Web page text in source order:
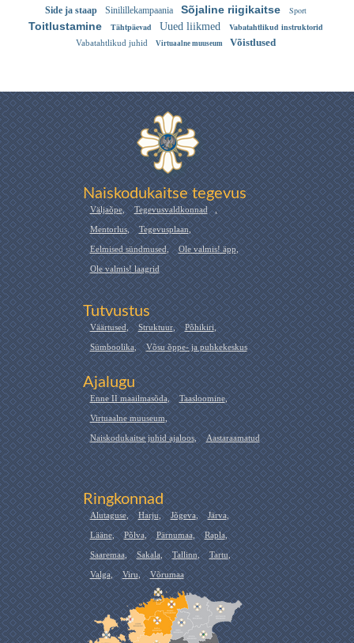
Side ja staap
Sinilillekampaania Sõjaline riigikaitse Sport
Toitlustamine Tähtpäevad Uued liikmed Vabatahtlikud instruktorid
Vabatahtlikud juhid Virtuaalne muuseum Võistlused
Naiskodukaitse tegevus
Väljaõpe, Tegevusvaldkonnad ,
Mentorlus, Tegevusplaan,
Eelmised sündmused, Ole valmis! äpp,
Ole valmis! laagrid
Tutvustus
Väärtused, Struktuur, Põhikiri,
Sümboolika, Võsu õppe- ja puhkekeskus
Ajalugu
Enne II maailmasõda, Taasloomine,
Virtuaalne muuseum,
Naiskodukaitse juhid ajaloos, Aastaraamatud
Ringkonnad
Alutaguse, Harju, Jõgeva, Järva,
Lääne, Põlva, Pärnumaa, Rapla,
Saaremaa, Sakala, Tallinn, Tartu,
Valga, Viru, Võrumaa